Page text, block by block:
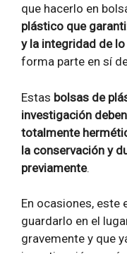
que hacerlo en
plástico que
y la integridad de
forma parte en sí
Estas bolsas de
investigación
totalmente
la conservación y
previamente.
En ocasiones, este
guardarlo en el
gravemente y que